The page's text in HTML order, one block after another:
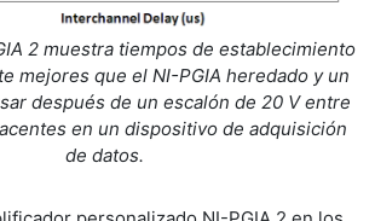
2 muestra tiempos de establecimiento
mejores que el NI-PGIA heredado y un
después de un escalón de 20 V entre
en un dispositivo de adquisición
de datos.